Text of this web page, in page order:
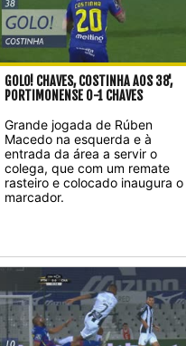
GOLO! CHAVES, COSTINHA AOS 38',
PORTIMONENSE 0-1 CHAVES
Grande jogada de Rúben
Macedo na esquerda e à
entrada da área a servir o
colega, que com um remate
rasteiro e colocado inaugura o
marcador.